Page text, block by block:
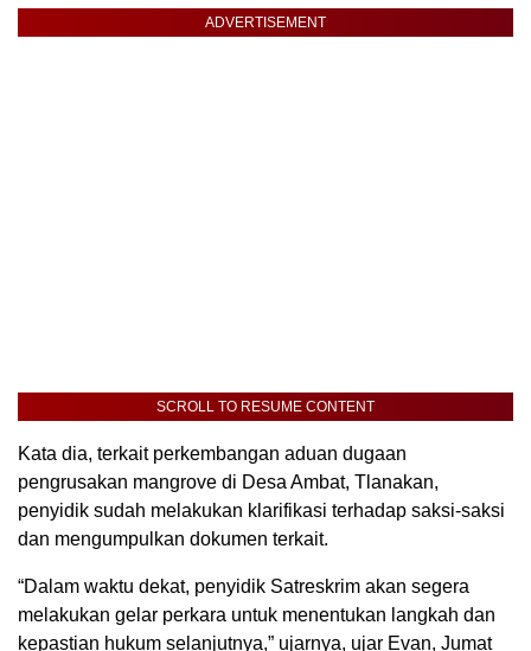
ADVERTISEMENT
SCROLL TO RESUME CONTENT
Kata dia, terkait perkembangan aduan dugaan
pengrusakan mangrove di Desa Ambat, Tlanakan,
penyidik sudah melakukan klarifikasi terhadap saksi-saksi
dan mengumpulkan dokumen terkait.
“Dalam waktu dekat, penyidik Satreskrim akan segera
melakukan gelar perkara untuk menentukan langkah dan
kepastian hukum selanjutnya,” ujarnya, ujar Evan, Jumat